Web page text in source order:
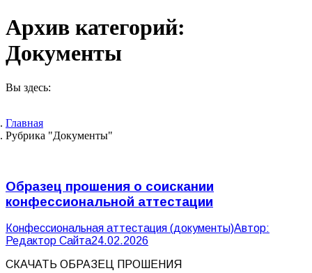
Архив категорий:
Документы
Вы здесь:
Главная
Рубрика "Документы"
Образец прошения о соискании
конфессиональной аттестации
Конфессиональная аттестация (документы)Автор:
Редактор Сайта24.02.2026
СКАЧАТЬ ОБРАЗЕЦ ПРОШЕНИЯ